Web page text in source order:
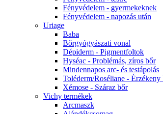
Fényvédelem - gyermekeknek
Fényvédelem - napozás után
Uriage
Baba
Bőrgyógyászati vonal
Dépiderm - Pigmentfoltok
Hyséac - Problémás, zíros bőr
Mindennapos arc- és testápolás
Toléderm/Roséliane - Érzékeny
Xémose - Száraz bőr
Vichy termékek
Arcmaszk